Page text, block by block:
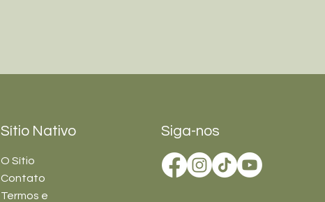
Sítio Nativo
O Sítio
Contato
Termos e
Siga-nos